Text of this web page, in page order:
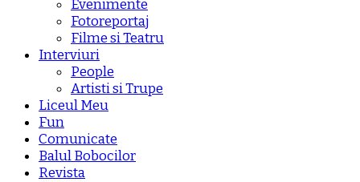
Evenimente
Fotoreportaj
Filme si Teatru
Interviuri
People
Artisti si Trupe
Liceul Meu
Fun
Comunicate
Balul Bobocilor
Revista